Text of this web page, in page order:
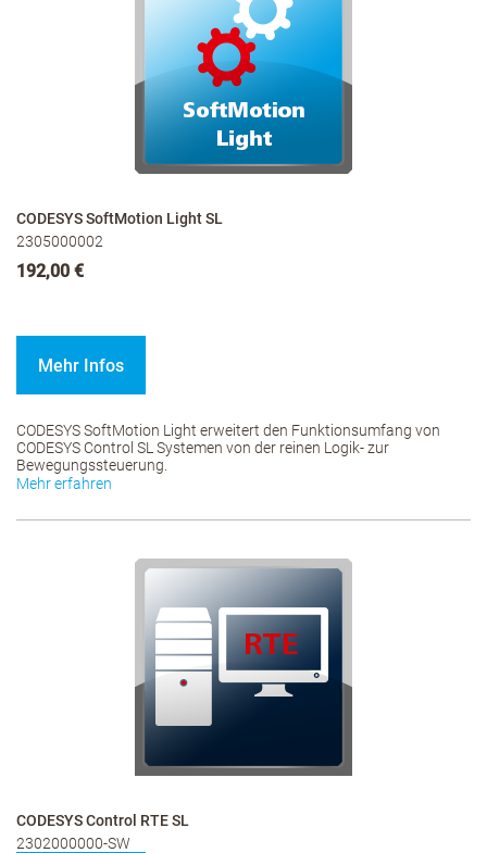
CODESYS SoftMotion Light SL
2305000002
192,00 €
Mehr Infos
CODESYS SoftMotion Light erweitert den Funktionsumfang von
CODESYS Control SL Systemen von der reinen Logik- zur
Bewegungssteuerung.
Mehr erfahren
CODESYS Control RTE SL
2302000000-SW